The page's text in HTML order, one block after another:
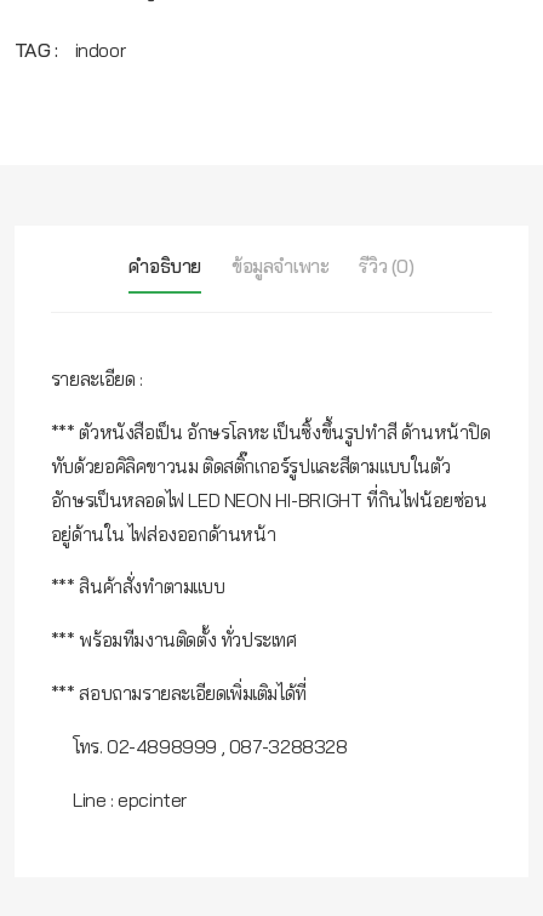
TAG : indoor
คำอธิบาย ข้อมูลจำเพาะ รีวิว (0)
รายละเอียด :
*** ตัวหนังสือเป็น อักษรโลหะ เป็นซิ้งขึ้นรูปทำสี ด้านหน้าปิด
ทับด้วยอคิลิคขาวนม ติดสติ๊กเกอร์รูปและสีตามแบบในตัว
อักษรเป็นหลอดไฟ LED NEON HI-BRIGHT ที่กินไฟน้อยซ่อน
อยู่ด้านใน ไฟส่องออกด้านหน้า
*** สินค้าสั่งทำตามแบบ
*** พร้อมทีมงานติดตั้ง ทั่วประเทศ
*** สอบถามรายละเอียดเพิ่มเติมได้ที่
โทร. 02-4898999 , 087-3288328
Line : epcinter